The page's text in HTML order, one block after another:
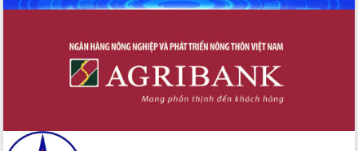
Chuyển đổi số 'mở đường' cho nông
nghiệp Đắk Lắk tăng trưởng bứt phá
đai